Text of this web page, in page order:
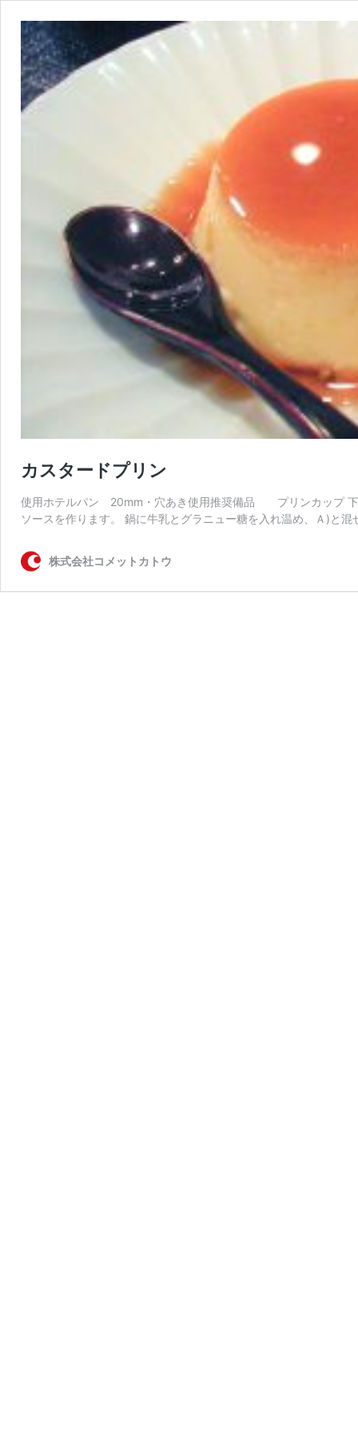
カスタードプリン
使用ホテルパン 20mm・穴あき使用推奨備品 プリンカップ 下
ソースを作ります。 鍋に牛乳とグラニュー糖を入れ温め、Ａ)と
株式会社コメットカトウ